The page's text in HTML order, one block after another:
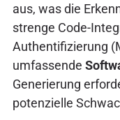
aus, was die
strenge Code-
Authentifizierung
umfassende
Generierung
potenzielle